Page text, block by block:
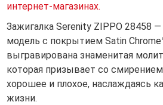
интернет-магазинах.
Зажигалка Serenity ZIPPO 28458
модель с покрытием Satin
выгравирована знаменитая
которая призывает со
хорошее и плохое, наслаждаясь
жизни.